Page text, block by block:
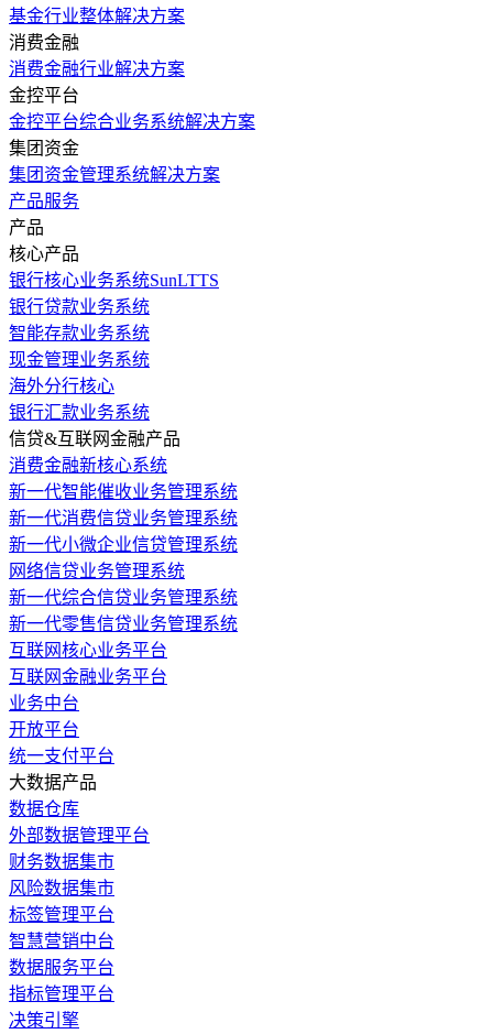
基金行业整体解决方案
消费金融
消费金融行业解决方案
金控平台
金控平台综合业务系统解决方案
集团资金
集团资金管理系统解决方案
产品服务
产品
核心产品
银行核心业务系统SunLTTS
银行贷款业务系统
智能存款业务系统
现金管理业务系统
海外分行核心
银行汇款业务系统
信贷&互联网金融产品
消费金融新核心系统
新一代智能催收业务管理系统
新一代消费信贷业务管理系统
新一代小微企业信贷管理系统
网络信贷业务管理系统
新一代综合信贷业务管理系统
新一代零售信贷业务管理系统
互联网核心业务平台
互联网金融业务平台
业务中台
开放平台
统一支付平台
大数据产品
数据仓库
外部数据管理平台
财务数据集市
风险数据集市
标签管理平台
智慧营销中台
数据服务平台
指标管理平台
决策引擎